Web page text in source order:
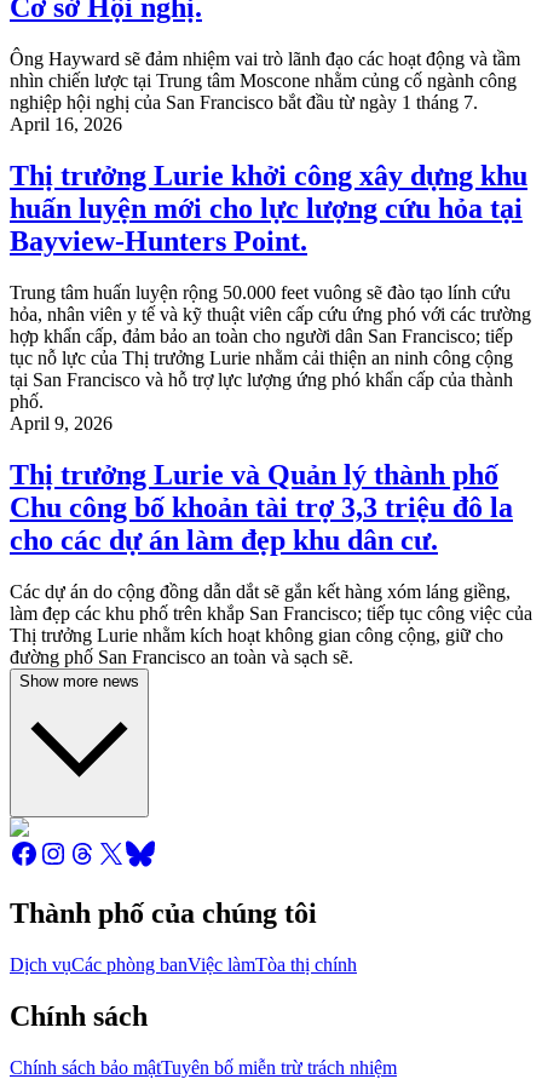
Cơ sở Hội nghị.
Ông Hayward sẽ đảm nhiệm vai trò lãnh đạo các hoạt động và tầm
nhìn chiến lược tại Trung tâm Moscone nhằm củng cố ngành công
nghiệp hội nghị của San Francisco bắt đầu từ ngày 1 tháng 7.
April 16, 2026
Thị trưởng Lurie khởi công xây dựng khu
huấn luyện mới cho lực lượng cứu hỏa tại
Bayview-Hunters Point.
Trung tâm huấn luyện rộng 50.000 feet vuông sẽ đào tạo lính cứu
hỏa, nhân viên y tế và kỹ thuật viên cấp cứu ứng phó với các trường
hợp khẩn cấp, đảm bảo an toàn cho người dân San Francisco; tiếp
tục nỗ lực của Thị trưởng Lurie nhằm cải thiện an ninh công cộng
tại San Francisco và hỗ trợ lực lượng ứng phó khẩn cấp của thành
phố.
April 9, 2026
Thị trưởng Lurie và Quản lý thành phố
Chu công bố khoản tài trợ 3,3 triệu đô la
cho các dự án làm đẹp khu dân cư.
Các dự án do cộng đồng dẫn dắt sẽ gắn kết hàng xóm láng giềng,
làm đẹp các khu phố trên khắp San Francisco; tiếp tục công việc của
Thị trưởng Lurie nhằm kích hoạt không gian công cộng, giữ cho
đường phố San Francisco an toàn và sạch sẽ.
Show more news
Thành phố của chúng tôi
Dịch vụCác phòng banViệc làmTòa thị chính
Chính sách
Chính sách bảo mậtTuyên bố miễn trừ trách nhiệm